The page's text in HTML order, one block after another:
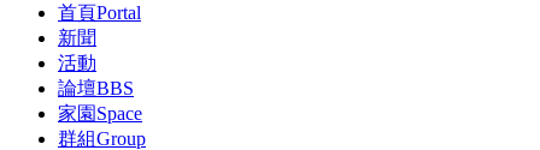
首頁Portal
新聞
活動
論壇BBS
家園 Space
群組Group